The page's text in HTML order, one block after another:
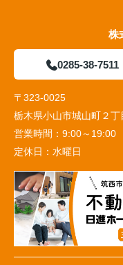
株
0285-38-7511
〒323-0025
栃木県小山市城山町２
営業時間： 9:00～19:00
定休日： 水曜日